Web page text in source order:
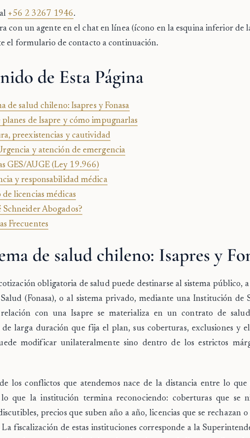
+56 2 3267 1946.
con un agente en el chat en línea (ícono en la esquina inferior de
el formulario de contacto a continuación.
de Esta Página
de salud chileno: Isapres y Fonasa
planes de Isapre y cómo impugnarlas
preexistencias y cautividad
y atención de emergencia
GES/AUGE (Ley 19.966)
y responsabilidad médica
de licencias médicas
Schneider Abogados?
Frecuentes
de salud chileno: Isapres y
obligatoria de salud puede destinarse al sistema público,
(Fonasa), o al sistema privado, mediante una Institución de
relación con una Isapre se materializa en uncontrato de
larga duración que fija el plan, sus coberturas, exclusiones y
modificar unilateralmente sino dentro de los estrictos
los conflictos que atendemos nace de la distancia entre lo
que la institución termina reconociendo: coberturas que se
precios que suben año a año, licencias que se rechazan
La fiscalización de estas instituciones corresponde a la